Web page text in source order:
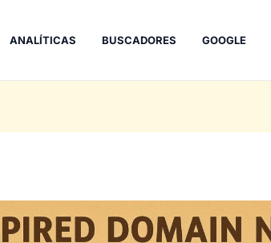
ANALÍTICAS BUSCADORES GOOGLE